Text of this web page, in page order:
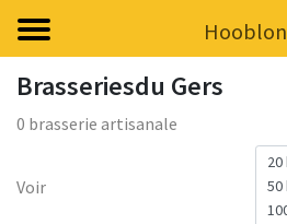
Hooblon
Brasseriesdu Gers
0 brasserie artisanale
Voir